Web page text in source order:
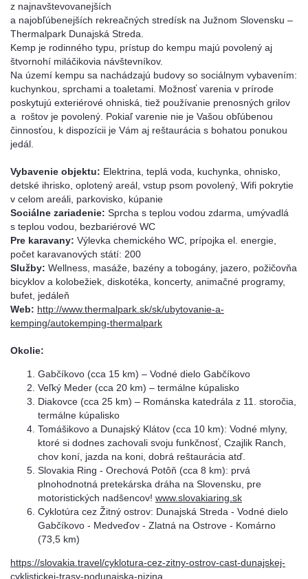
z najnavštevovanejších
a najobľúbenejších rekreačných stredísk na Južnom Slovensku –
Thermalpark Dunajská Streda.
Kemp je rodinného typu, prístup do kempu majú povolený aj
štvornohí miláčikovia návštevníkov.
Na území kempu sa nachádzajú budovy so sociálnym vybavením:
kuchynkou, sprchami a toaletami. Možnosť varenia v prírode
poskytujú exteriérové ohniská, tiež používanie prenosných grilov
a roštov je povolený. Pokiaľ varenie nie je Vašou obľúbenou
činnosťou, k dispozícii je Vám aj reštaurácia s bohatou ponukou
jedál.
Vybavenie objektu: Elektrina, teplá voda, kuchynka, ohnisko,
detské ihrisko, oplotený areál, vstup psom povolený, Wifi pokrytie
v celom areáli, parkovisko, kúpanie
Sociálne zariadenie: Sprcha s teplou vodou zdarma, umývadlá
s teplou vodou, bezbariérové WC
Pre karavany: Výlevka chemického WC, prípojka el. energie,
počet karavanových státí: 200
Služby: Wellness, masáže, bazény a tobogány, jazero, požičovňa
bicyklov a kolobežiek, diskotéka, koncerty, animačné programy,
bufet, jedáleň
Web: http://www.thermalpark.sk/sk/ubytovanie-a-
kemping/autokemping-thermalpark
Okolie:
Gabčíkovo (cca 15 km) – Vodné dielo Gabčíkovo
Veľký Meder (cca 20 km) – termálne kúpalisko
Diakovce (cca 25 km) – Románska katedrála z 11. storočia,
termálne kúpalisko
Tomášikovo a Dunajský Klátov (cca 10 km): Vodné mlyny,
ktoré si dodnes zachovali svoju funkčnosť, Czajlik Ranch,
chov koní, jazda na koni, dobrá reštaurácia atď.
Slovakia Ring - Orechová Potôň (cca 8 km): prvá
plnohodnotná pretekárska dráha na Slovensku, pre
motoristických nadšencov! www.slovakiaring.sk
Cyklotúra cez Žitný ostrov: Dunajská Streda - Vodné dielo
Gabčíkovo - Medveďov - Zlatná na Ostrove - Komárno
(73,5 km)
https://slovakia.travel/cyklotura-cez-zitny-ostrov-cast-dunajskej-
cyklistickej-trasy-podunajska-nizina